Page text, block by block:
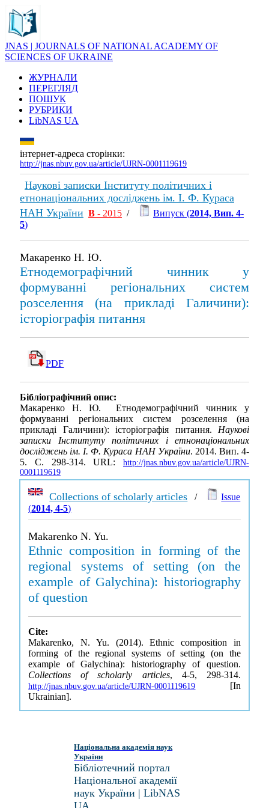
JNAS | JOURNALS OF NATIONAL ACADEMY OF
SCIENCES OF UKRAINE
ЖУРНАЛИ
ПЕРЕГЛЯД
ПОШУК
РУБРИКИ
LibNAS UA
інтернет-адреса сторінки:
http://jnas.nbuv.gov.ua/article/UJRN-0001119619
Наукові записки Інституту політичних і
етнонаціональних досліджень ім. І. Ф. Кураса
НАН України В - 2015 / Випуск (2014, Вип. 4-
5)
Макаренко Н. Ю.
Етнодемографічний чинник у
формуванні регіональних систем
розселення (на прикладі Галичини):
історіографія питання
PDF
Бібліографічний опис:
Макаренко Н. Ю. Етнодемографічний чинник у
формуванні регіональних систем розселення (на
прикладі Галичини): історіографія питання. Наукові
записки Інституту політичних і етнонаціональних
досліджень ім. І. Ф. Кураса НАН України. 2014. Вип. 4-
5. С. 298-314. URL: http://jnas.nbuv.gov.ua/article/UJRN-
0001119619
Collections of scholarly articles /
Issue
(2014, 4-5)
Makarenko N. Yu.
Ethnic composition in forming of the
regional systems of setting (on the
example of Galychina): historiography
of question
Cite:
Makarenko, N. Yu. (2014). Ethnic composition in
forming of the regional systems of setting (on the
example of Galychina): historiography of question.
Collections of scholarly articles, 4-5, 298-314.
http://jnas.nbuv.gov.ua/article/UJRN-0001119619 [In
Ukrainian].
Національна академія наук
України
Бібліотечний портал
Національної академії
наук України | LibNAS
UA